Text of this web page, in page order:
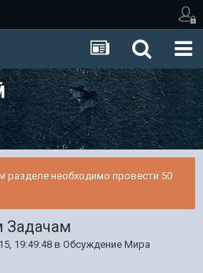
разделе необходимо провести 50
Задачам
19:49:48в Обсуждение Мира